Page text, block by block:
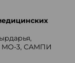
МО-3, САМПИ